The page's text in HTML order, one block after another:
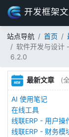
开发框架
站点导航 首页
软件开发与设计
6.2.0
最新文章 (
AI 使用笔记
在线工具
线联ERP - 用户操
线联ERP - 财务模